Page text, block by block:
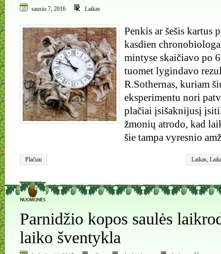
sausio 7, 2016 Laikas
Penkis ar šešis kartus
kasdien
mintyse skaičiavo po
tuomet lygindavo
R.Sothernas, kuriam
eksperimentu nori
plačiai įsišaknijusį
žmonių atrodo, kad
šie tampa vyresnio
Plačiau Laikas,
0
Parnidžio kopos saulės
laiko šventykla
, ,